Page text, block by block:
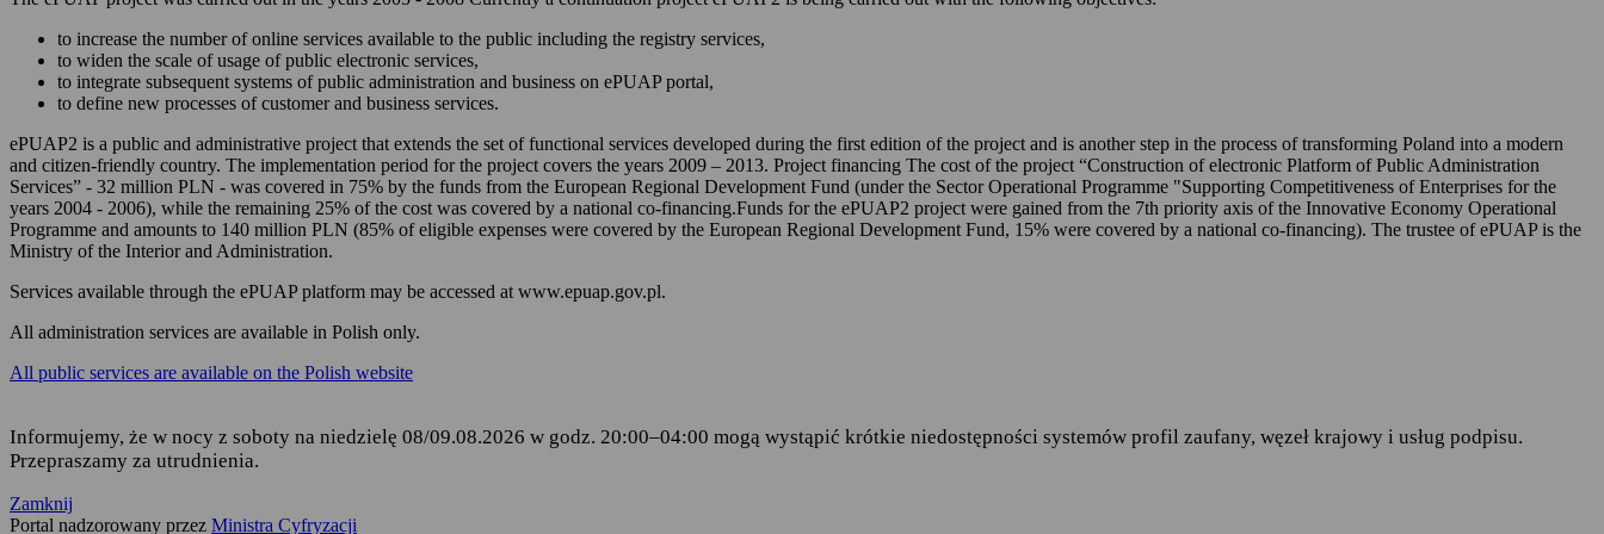
zarządzania Twoim kontem na ePUAP-ie,
korzystania z usług online udostępnionych na ePUAP-ie i w serwisie mObywatel.gov.pl,
składania podań i wniosków za pomocą formularzy elektronicznych udostępnionych na ePUAP-ie,
odbierania korespondencji doręczanej przez podmioty publiczne.
Podstawę przetwarzania danych stanowią:
Rozporządzenie Parlamentu Europejskiego i Rady (UE) 2016/679 z dnia 27 kwietnia 2016 r. w sprawie ochrony osób
fizycznych w związku z przetwarzaniem danych osobowych i w sprawie swobodnego przepływu takich danych oraz
Ustawa z dnia 17 lutego 2005 r. o informatyzacji działalności podmiotów realizujących zadania publiczne
ust. 1 i 2,
Rozporządzenie Ministra Cyfryzacji z dnia 5 października 2016 r. w sprawie zakresu i warunków korzystania z
elektronicznej platformy usług administracji publicznej.
Odbiorcą Twoich danych jest Centralny Ośrodek Informatyki, który w imieniu ministra właściwego do spraw informatyzacji
to increase the number of online services available to the public including the registry services,
to widen the scale of usage of public electronic services,
to integrate subsequent systems of public administration and business on ePUAP portal,
to define new processes of customer and business services.
ePUAP2 is a public and administrative project that extends the set of functional services developed during the first edition of the project and is another step in the process of transforming Poland into a modern
and citizen-friendly country. The implementation period for the project covers the years 2009 – 2013. Project financing The cost of the project “Construction of electronic Platform of Public Administration
Services” - 32 million PLN - was covered in 75% by the funds from the European Regional Development Fund (under the Sector Operational Programme "Supporting Competitiveness of Enterprises for the
years 2004 - 2006), while the remaining 25% of the cost was covered by a national co-financing.Funds for the ePUAP2 project were gained from the 7th priority axis of the Innovative Economy Operational
Programme and amounts to 140 million PLN (85% of eligible expenses were covered by the European Regional Development Fund, 15% were covered by a national co-financing). The trustee of ePUAP is the
Ministry of the Interior and Administration.
Services available through the ePUAP platform may be accessed at www.epuap.gov.pl.
All administration services are available in Polish only.
All public services are available on the Polish website
Informujemy, że w nocy z soboty na niedzielę 08/09.08.2026 w godz. 20:00–04:00 mogą wystąpić krótkie niedostępności systemów profil zaufany, węzeł krajowy i usług podpisu.
Przepraszamy za utrudnienia.
Zamknij
Portal nadzorowany przez Ministra Cyfryzacji